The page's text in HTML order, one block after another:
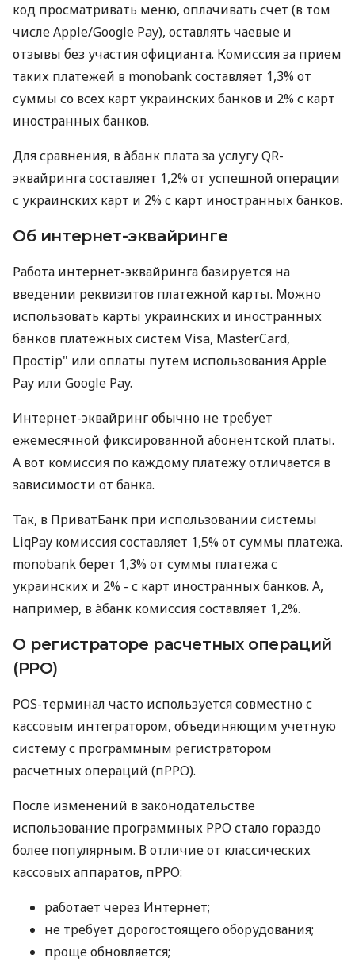
код просматривать меню, оплачивать счет (в том
числе Apple/Google Pay), оставлять чаевые и
отзывы без участия официанта. Комиссия за прием
таких платежей в monobank составляет 1,3% от
суммы со всех карт украинских банков и 2% с карт
иностранных банков.
Для сравнения, в àбанк плата за услугу QR-
эквайринга составляет 1,2% от успешной операции
с украинских карт и 2% с карт иностранных банков.
Об интернет-эквайринге
Работа интернет-эквайринга базируется на
введении реквизитов платежной карты. Можно
использовать карты украинских и иностранных
банков платежных систем Visa, MasterCard,
Простір" или оплаты путем использования Apple
Pay или Google Pay.
Интернет-эквайринг обычно не требует
ежемесячной фиксированной абонентской платы.
А вот комиссия по каждому платежу отличается в
зависимости от банка.
Так, в ПриватБанк при использовании системы
LiqPay комиссия составляет 1,5% от суммы платежа.
monobank берет 1,3% от суммы платежа с
украинских и 2% - с карт иностранных банков. А,
например, в àбанк комиссия составляет 1,2%.
О регистраторе расчетных операций
(РРО)
POS-терминал часто используется совместно с
кассовым интегратором, объединяющим учетную
систему с программным регистратором
расчетных операций (пРРО).
После изменений в законодательстве
использование программных РРО стало гораздо
более популярным. В отличие от классических
кассовых аппаратов, пРРО:
работает через Интернет;
не требует дорогостоящего оборудования;
проще обновляется;